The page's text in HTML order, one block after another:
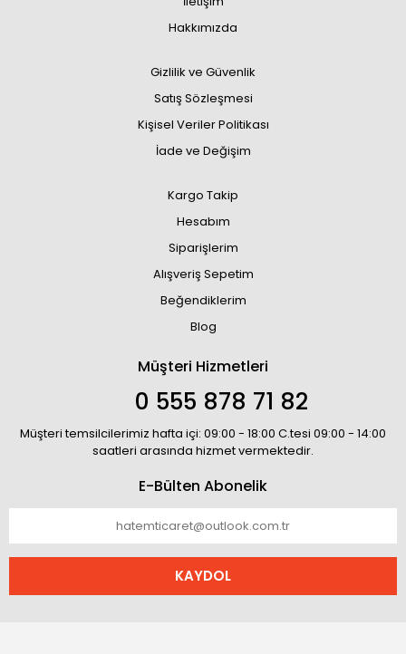
Hakkımızda
Gizlilik ve Güvenlik
Satış Sözleşmesi
Kişisel Veriler Politikası
İade ve Değişim
Kargo Takip
Hesabım
Siparişlerim
Alışveriş Sepetim
Beğendiklerim
Blog
Müşteri Hizmetleri
0 555 878 71 82
Müşteri temsilcilerimiz hafta içi: 09:00 - 18:00 C.tesi 09:00 - 14:00
saatleri arasında hizmet vermektedir.
E-Bülten Abonelik
KAYDOL